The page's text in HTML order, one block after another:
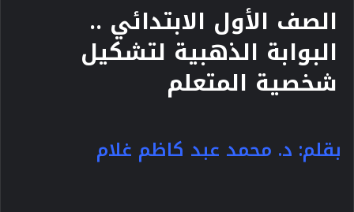
الصف الأول الابتدائي ..
البوابة الذهبية لتشكيل
شخصية المتعلم
بقلم: د. محمد عبد كاظم غلام